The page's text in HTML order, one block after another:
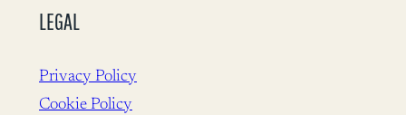
LEGAL
Privacy Policy
Cookie Policy